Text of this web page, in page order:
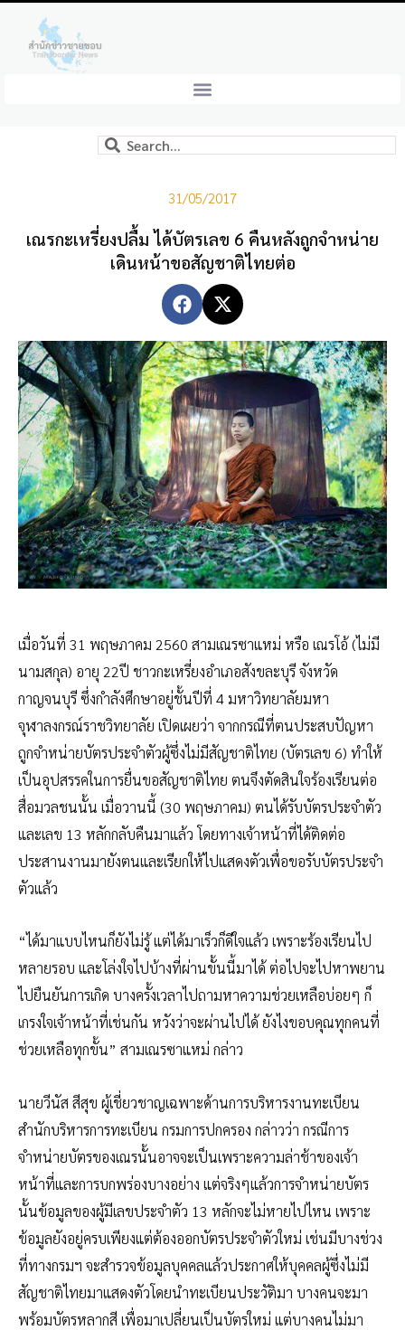
31/05/2017
เณรกะเหรี่ยงปลื้ม ได้บัตรเลข 6 คืนหลังถูกจำหน่าย
เดินหน้าขอสัญชาติไทยต่อ
เมื่อวันที่ 31 พฤษภาคม 2560 สามเณรซาแหม่ หรือ เณรโอ้ (ไม่มี
นามสกุล) อายุ 22ปี ชาวกะเหรี่ยงอำเภอสังขละบุรี จังหวัด
กาญจนบุรี ซึ่งกำลังศึกษาอยู่ชั้นปีที่ 4 มหาวิทยาลัยมหา
จุฬาลงกรณ์ราชวิทยาลัย เปิดเผยว่า จากกรณีที่ตนประสบปัญหา
ถูกจำหน่ายบัตรประจำตัวผู้ซึ่งไม่มีสัญชาติไทย (บัตรเลข 6) ทำให้
เป็นอุปสรรคในการยื่นขอสัญชาติไทย ตนจึงตัดสินใจร้องเรียนต่อ
สื่อมวลชนนั้น เมื่อวานนี้ (30 พฤษภาคม) ตนได้รับบัตรประจำตัว
และเลข 13 หลักกลับคืนมาแล้ว โดยทางเจ้าหน้าที่ได้ติดต่อ
ประสานงานมายังตนและเรียกให้ไปแสดงตัวเพื่อขอรับบัตรประจำ
ตัวแล้ว
“ได้มาแบบไหนก็ยังไม่รู้ แต่ได้มาเร็วก็ดีใจแล้ว เพราะร้องเรียนไป
หลายรอบ และโล่งใจไปบ้างที่ผ่านขั้นนี้มาได้ ต่อไปจะไปหาพยาน
ไปยืนยันการเกิด บางครั้งเวลาไปถามหาความช่วยเหลือบ่อยๆ ก็
เกรงใจเจ้าหน้าที่เช่นกัน หวังว่าจะผ่านไปได้ ยังไงขอบคุณทุกคนที่
ช่วยเหลือทุกขั้น” สามเณรซาแหม่ กล่าว
นายวีนัส สีสุข ผู้เชี่ยวชาญเฉพาะด้านการบริหารงานทะเบียน
สำนักบริหารการทะเบียน กรมการปกครอง กล่าวว่า กรณีการ
จำหน่ายบัตรของเณรนั้นอาจจะเป็นเพราะความล่าช้าของเจ้า
หน้าที่และการบกพร่องบางอย่าง แต่จริงๆแล้วการจำหน่ายบัตร
นั้นข้อมูลของผู้มีเลขประจำตัว 13 หลักจะไม่หายไปไหน เพราะ
ข้อมูลยังอยู่ครบเพียงแต่ต้องออกบัตรประจำตัวใหม่ เช่นมีบางช่วง
ที่ทางกรมฯ จะสำรวจข้อมูลบุคคลแล้วประกาศให้บุคคลผู้ซึ่งไม่มี
สัญชาติไทยมาแสดงตัวโดยนำทะเบียนประวัติมา บางคนจะมา
พร้อมบัตรหลากสี เพื่อมาเปลี่ยนเป็นบัตรใหม่ แต่บางคนไม่มา